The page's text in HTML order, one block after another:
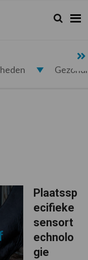
Zoeken...
Zoek
Plaatssp
ecifieke
sensort
echnolo
gie